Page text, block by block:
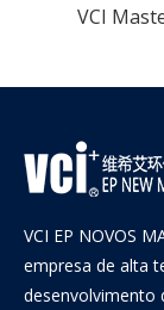
VCI EP NOVOS
empresa de alta
desenvolvimento